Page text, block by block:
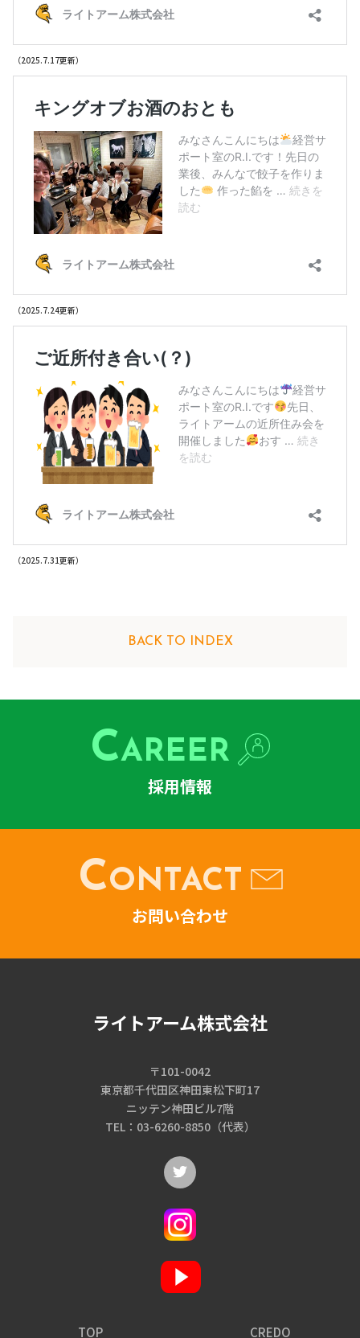
（2025.7.17更新）
（2025.7.24更新）
（2025.7.31更新）
BACK TO INDEX
CAREER
採用情報
CONTACT
お問い合わせ
ライトアーム株式会社
〒101-0042
東京都千代田区神田東松下町17
ニッテン神田ビル7階
TEL：03-6260-8850（代表）
TOP CREDO